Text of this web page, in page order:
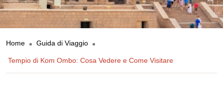
Home Guida di Viaggio
Tempio di Kom Ombo: Cosa Vedere e Come Visitare